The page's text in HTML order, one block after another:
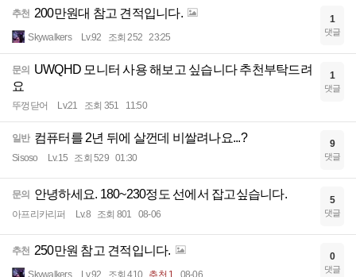
추천 200만원대 참고 견적입니다.
Skywalkers Lv.92 조회 252 23:25
1
댓글
문의
UWQHD 모니터 사용 해보고 싶습니다 추천부탁드려
요
뚜껑닫어 Lv.21 조회 351 11:50
1
댓글
일반 컴퓨터를 2년 뒤에 살껀데 비쌀려나요...?
Sisoso Lv.15 조회 529 01:30
9
댓글
문의 안녕하세요. 180~230정도 선에서 잡고싶습니다.
아프리카리퍼 Lv.8 조회 801 08-06
5
댓글
추천 250만원 참고 견적입니다. 0
댓글